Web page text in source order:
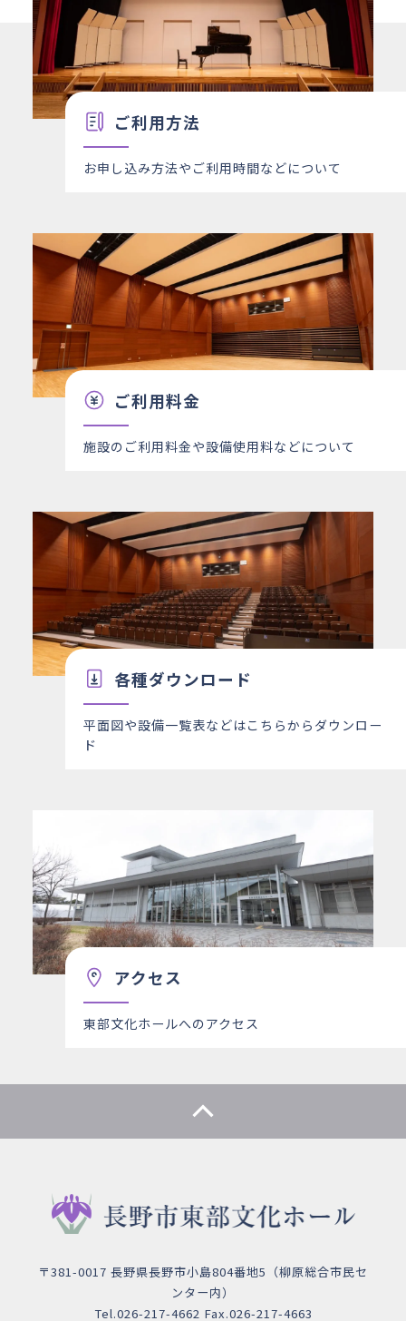
25
日 × ○ × × ○ ×
26
月 ○ ○ ○ ○ ○ ○
27
火 ○ ○ ○ ○ ○ ○ ○
28
水 ○ × ○ ○ ○ ○ ○
29
× × ○
○
ご利用方法
お申し込み方法やご利用時間などについて
ご利用料金
施設のご利用料金や設備使用料などについて
各種ダウンロード
平面図や設備一覧表などはこちらからダウンロー
ド
アクセス
東部文化ホールへのアクセス
〒381-0017 長野県長野市小島804番地5（柳原総合市民セ
ンター内）
Tel.026-217-4662 Fax.026-217-4663